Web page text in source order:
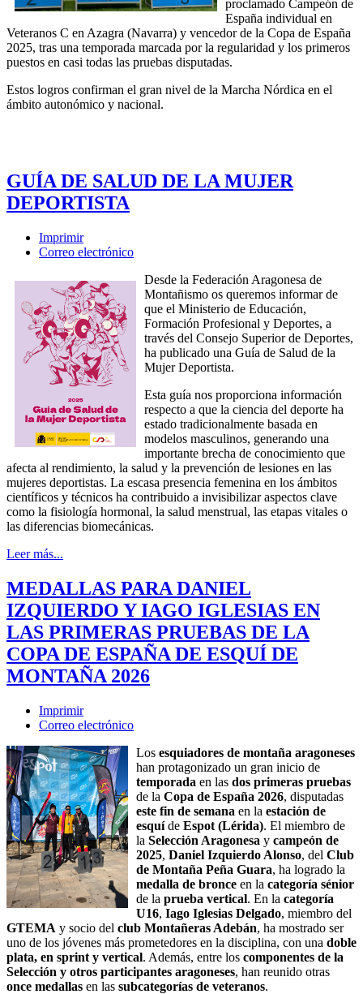
proclamado Campeón de
España individual en
Veteranos C en Azagra (Navarra) y vencedor de la Copa de España
2025, tras una temporada marcada por la regularidad y los primeros
puestos en casi todas las pruebas disputadas.
Estos logros confirman el gran nivel de la Marcha Nórdica en el
ámbito autonómico y nacional.
GUÍA DE SALUD DE LA MUJER
DEPORTISTA
Imprimir
Correo electrónico
Desde la Federación Aragonesa de
Montañismo os queremos informar de
que el Ministerio de Educación,
Formación Profesional y Deportes, a
través del Consejo Superior de Deportes,
ha publicado una Guía de Salud de la
Mujer Deportista.
Esta guía nos proporciona información
respecto a que la ciencia del deporte ha
estado tradicionalmente basada en
modelos masculinos, generando una
importante brecha de conocimiento que
afecta al rendimiento, la salud y la prevención de lesiones en las
mujeres deportistas. La escasa presencia femenina en los ámbitos
científicos y técnicos ha contribuido a invisibilizar aspectos clave
como la fisiología hormonal, la salud menstrual, las etapas vitales o
las diferencias biomecánicas.
Leer más...
MEDALLAS PARA DANIEL
IZQUIERDO Y IAGO IGLESIAS EN
LAS PRIMERAS PRUEBAS DE LA
COPA DE ESPAÑA DE ESQUÍ DE
MONTAÑA 2026
Imprimir
Correo electrónico
Los esquiadores de montaña aragoneses
han protagonizado un gran inicio de
temporada en las dos primeras pruebas
de la Copa de España 2026, disputadas
este fin de semana en la estación de
esquíde Espot (Lérida). El miembro de
la Selección Aragonesa y campeón de
2025, Daniel Izquierdo Alonso, del Club
de Montaña Peña Guara, ha logrado la
medalla de bronce en la categoría sénior
de la prueba vertical. En la categoría
U16, Iago Iglesias Delgado, miembro del
GTEMA y socio del club Montañeras Adebán, ha mostrado ser
uno de los jóvenes más prometedores en la disciplina, con una doble
plata, en sprint y vertical. Además, entre los componentes de la
Selección y otros participantes aragoneses, han reunido otras
once medallas en las subcategorías de veteranos.